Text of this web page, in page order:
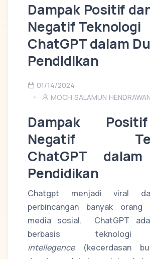
Dampak Positif
Negatif Teknologi
ChatGPT dalam
Pendidikan
01/14/2024
MOCH SALAMUN HENDRAWAN
Dampak
Negatif
ChatGPT
Pendidikan
Chatgpt menjadi viral
perbincangan banyak
media sosial. ChatGPT
berbasis
intellegence(kecerdasan